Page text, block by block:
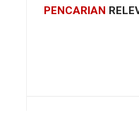
PENCARIAN